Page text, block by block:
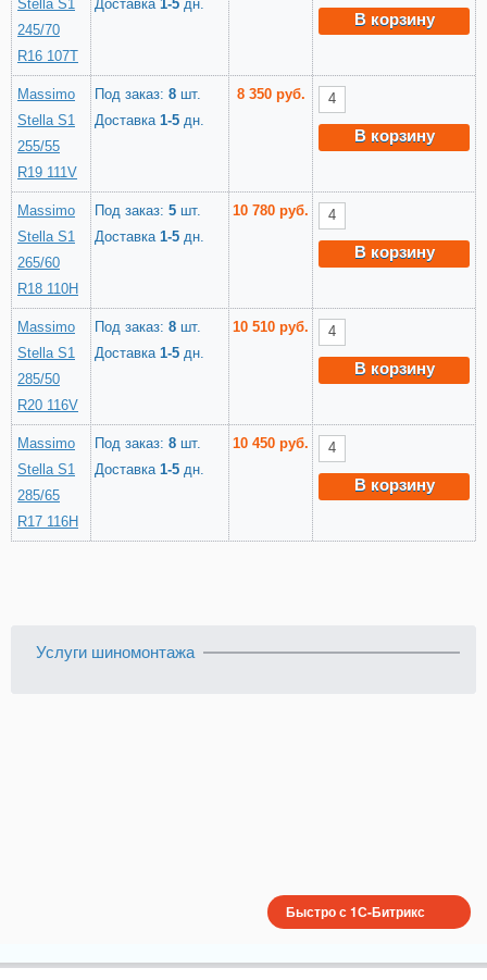
Stella S1
245/70
R16 107T
Доставка 1-5 дн.
В корзину
Massimo
Stella S1
255/55
R19 111V
Под заказ: 8 шт.
Доставка 1-5 дн.
8 350 руб.
В корзину
Massimo
Stella S1
265/60
R18 110H
Под заказ: 5 шт.
Доставка 1-5 дн.
10 780 руб.
В корзину
Massimo
Stella S1
285/50
R20 116V
Под заказ: 8 шт.
Доставка 1-5 дн.
10 510 руб.
В корзину
Massimo
Stella S1
285/65
R17 116H
Под заказ: 8 шт.
Доставка 1-5 дн.
10 450 руб.
В корзину
Услуги шиномонтажа
Быстро с 1С-Битрикс